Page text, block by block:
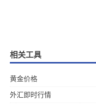
相关工具
黄金价格
外汇即时行情